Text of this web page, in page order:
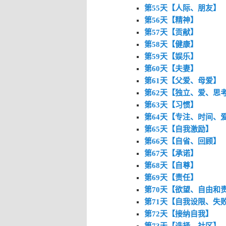
第55天【人际、朋友】
第56天【精神】
第57天【贡献】
第58天【健康】
第59天【娱乐】
第60天【夫妻】
第61天【父爱、母爱】
第62天【独立、爱、思考
第63天【习惯】
第64天【专注、时间、爱
第65天【自我激励】
第66天【自省、回顾】
第67天【承诺】
第68天【自尊】
第69天【责任】
第70天【欲望、自由和责
第71天【自我设限、失败
第72天【接纳自我】